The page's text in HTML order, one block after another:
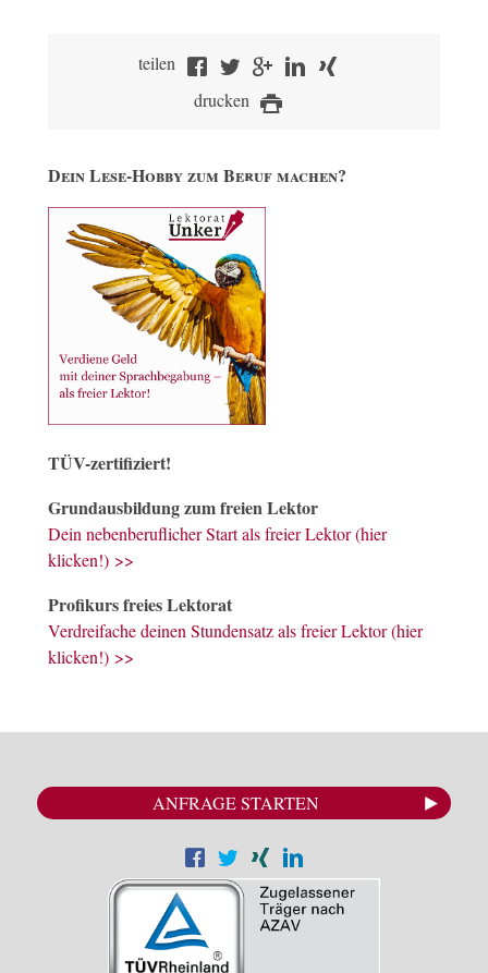
teilen
drucken
Dein Lese-Hobby zum Beruf machen?
TÜV-zertifiziert!
Grundausbildung zum freien Lektor
Dein nebenberuflicher Start als freier Lektor (hier
klicken!) >>
Profikurs freies Lektorat
Verdreifache deinen Stundensatz als freier Lektor (hier
klicken!) >>
ANFRAGE STARTEN